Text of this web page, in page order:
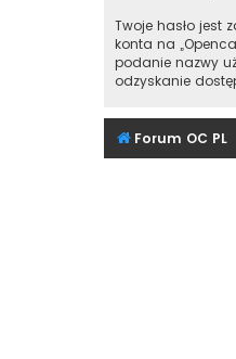
Twoje hasło jest
konta na
podanie nazwy
odzyskanie
Forum OC PL